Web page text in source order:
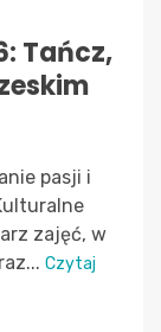
Tańcz,
pasji i
zajęć, w
Czytaj